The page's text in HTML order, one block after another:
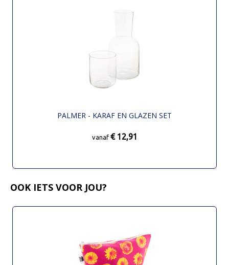
PALMER - KARAF EN GLAZEN SET
vanaf € 12,91
OOK IETS VOOR JOU?